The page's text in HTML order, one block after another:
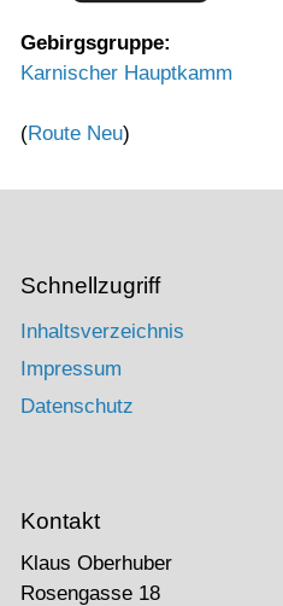
Gebirgsgruppe:
Karnischer Hauptkamm
(Route Neu)
Schnellzugriff
Inhaltsverzeichnis
Impressum
Datenschutz
Kontakt
Klaus Oberhuber
Rosengasse 18